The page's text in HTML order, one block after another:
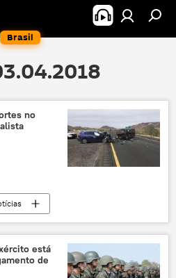
Brasil
no
está
de